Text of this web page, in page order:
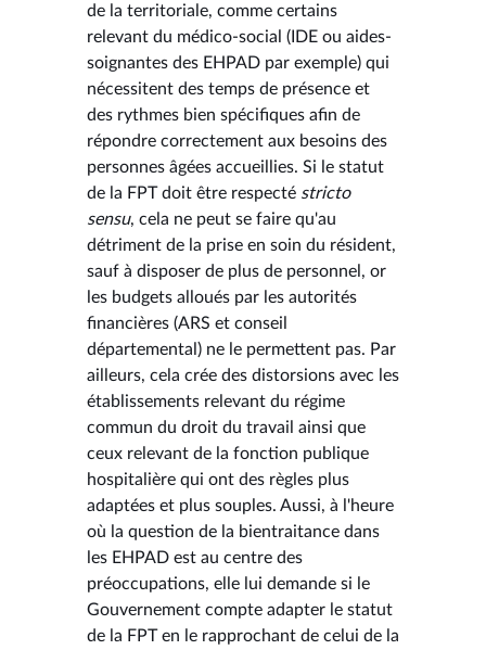
de la territoriale, comme certains
relevant du médico-social (IDE ou aides-
soignantes des EHPAD par exemple) qui
nécessitent des temps de présence et
des rythmes bien spécifiques afin de
répondre correctement aux besoins des
personnes âgées accueillies. Si le statut
de la FPT doit être respecté stricto
sensu, cela ne peut se faire qu'au
détriment de la prise en soin du résident,
sauf à disposer de plus de personnel, or
les budgets alloués par les autorités
financières (ARS et conseil
départemental) ne le permettent pas. Par
ailleurs, cela crée des distorsions avec les
établissements relevant du régime
commun du droit du travail ainsi que
ceux relevant de la fonction publique
hospitalière qui ont des règles plus
adaptées et plus souples. Aussi, à l'heure
où la question de la bientraitance dans
les EHPAD est au centre des
préoccupations, elle lui demande si le
Gouvernement compte adapter le statut
de la FPT en le rapprochant de celui de la